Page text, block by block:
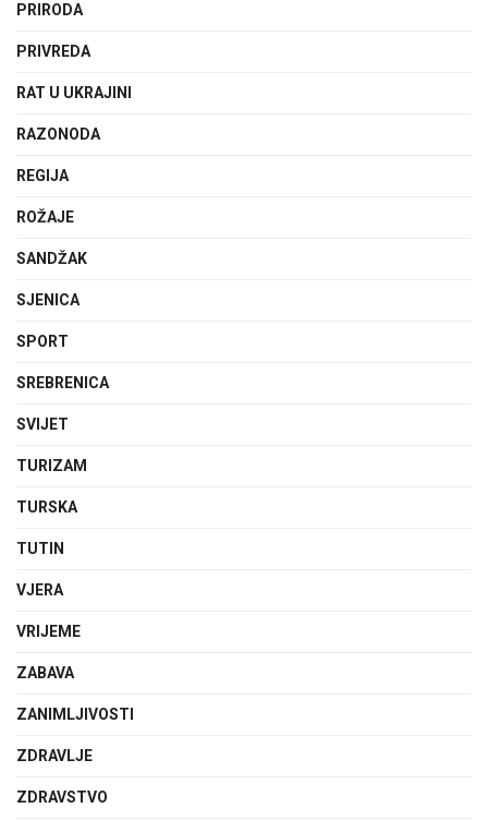
PRIRODA
PRIVREDA
RAT U UKRAJINI
RAZONODA
REGIJA
ROŽAJE
SANDŽAK
SJENICA
SPORT
SREBRENICA
SVIJET
TURIZAM
TURSKA
TUTIN
VJERA
VRIJEME
ZABAVA
ZANIMLJIVOSTI
ZDRAVLJE
ZDRAVSTVO